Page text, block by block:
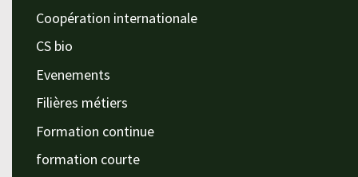
Coopération internationale
CS bio
Evenements
Filières métiers
Formation continue
formation courte